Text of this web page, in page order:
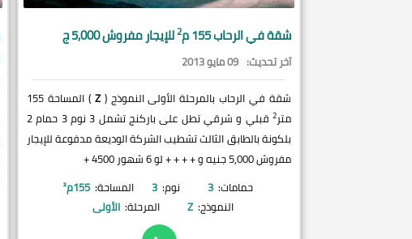
شقة فيالرحاب155 م 2للإيجار مفروش 5,000 ج
آخر تحديث: 09 مايو 2013
شقة في الرحاب بالمرحلة الأولى النموذج (Z
) المساحة 155
متر2
قبلي و شرقي تطل على باركنج تشمل 3 نوم 3 حمام 2
بلكونة بالطابق الثالث تشطيب الشركة الوديعة مدفوعة للإيجار
مفروش 5,000 جنيه و + + + + لو 6 شهور 4500 +
حمامات: 3 نوم: 3 المساحة: 155م²
النموذج: Z المرحلة: الأولى